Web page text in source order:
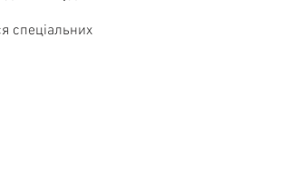
спеціальних